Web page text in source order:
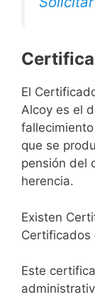
El
Alcoy es el
que se
pensión del
herencia.
Existen
Certificados
Este